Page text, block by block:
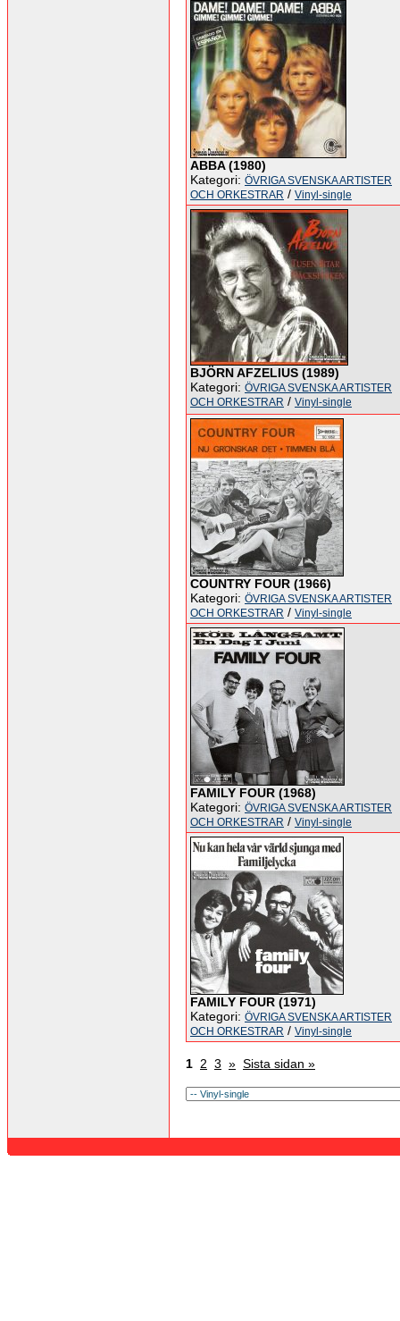
ABBA (1980)
Kategori: ÖVRIGA SVENSKA ARTISTER
OCH ORKESTRAR / Vinyl-single
BJÖRN AFZELIUS (1989)
Kategori: ÖVRIGA SVENSKA ARTISTER
OCH ORKESTRAR / Vinyl-single
COUNTRY FOUR (1966)
Kategori: ÖVRIGA SVENSKA ARTISTER
OCH ORKESTRAR / Vinyl-single
FAMILY FOUR (1968)
Kategori: ÖVRIGA SVENSKA ARTISTER
OCH ORKESTRAR / Vinyl-single
FAMILY FOUR (1971)
Kategori: ÖVRIGA SVENSKA ARTISTER
OCH ORKESTRAR / Vinyl-single
1 2 3 » Sista sidan »